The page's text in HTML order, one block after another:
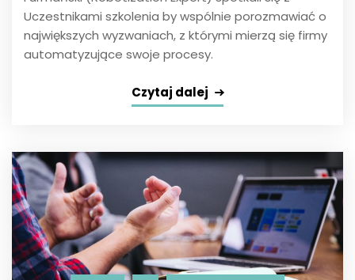
Uczestnikami szkolenia by wspólnie porozmawiać o
największych wyzwaniach, z którymi mierzą się firmy
automatyzujące swoje procesy.
Czytaj dalej